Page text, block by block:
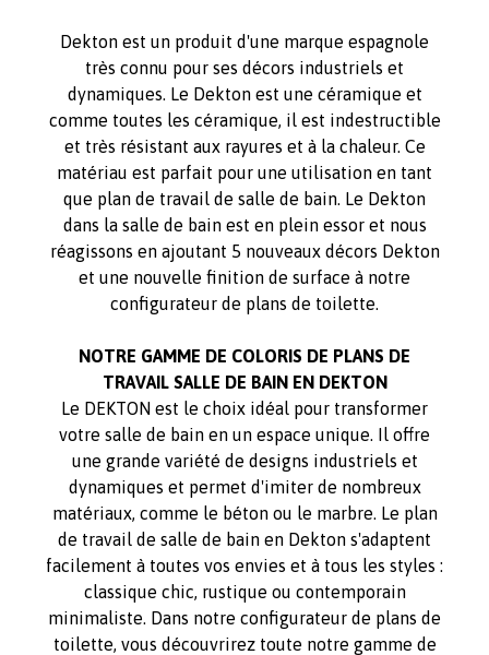
Dekton est un produit d'une marque espagnole
très connu pour ses décors industriels et
dynamiques. Le Dekton est une céramique et
comme toutes les céramique, il est indestructible
et très résistant aux rayures et à la chaleur. Ce
matériau est parfait pour une utilisation en tant
que plan de travail de salle de bain. Le Dekton
dans la salle de bain est en plein essor et nous
réagissons en ajoutant 5 nouveaux décors Dekton
et une nouvelle finition de surface à notre
configurateur de plans de toilette.
NOTRE GAMME DE COLORIS DE PLANS DE
TRAVAIL SALLE DE BAIN EN DEKTON
Le DEKTON est le choix idéal pour transformer
votre salle de bain en un espace unique. Il offre
une grande variété de designs industriels et
dynamiques et permet d'imiter de nombreux
matériaux, comme le béton ou le marbre. Le plan
de travail de salle de bain en Dekton s'adaptent
facilement à toutes vos envies et à tous les styles :
classique chic, rustique ou contemporain
minimaliste. Dans notre configurateur de plans de
toilette, vous découvrirez toute notre gamme de